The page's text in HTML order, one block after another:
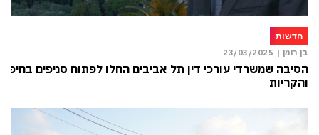
חדשות
בן רומן | 23/03/2025
הסיבה שמשרדי עורכי דין תל אביבים החלו לפתוח סניפים בחיפה
והקריות